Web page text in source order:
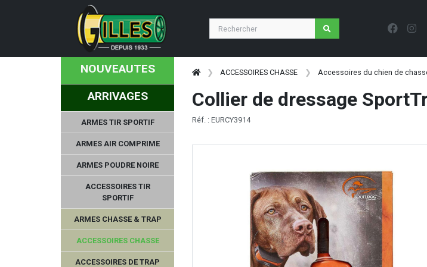
NOUVEAUTES
ARRIVAGES
ARMES TIR SPORTIF
ARMES AIR COMPRIME
ARMES POUDRE NOIRE
ACCESSOIRES TIR
SPORTIF
ARMES CHASSE & TRAP
ACCESSOIRES CHASSE
ACCESSOIRES DE TRAP
PROFUSION PETFEED
SILENT DRY
KNOBLOCH
LEICA
MAGLULA
TITAN ARMS
VARTA
STRASSER
ACCESSOIRES CHASSE Accessoires du chien de
Collier de dressage
Réf. : EURCY3914